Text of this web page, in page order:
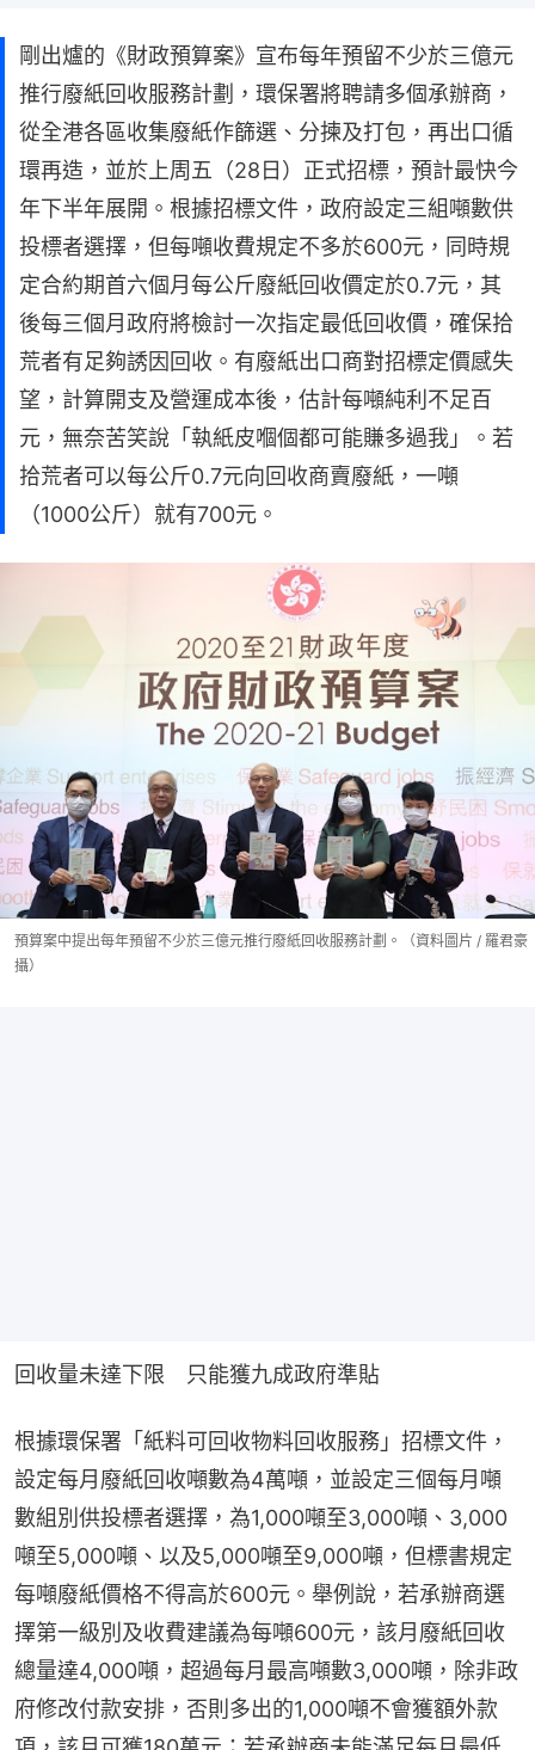
剛出爐的《財政預算案》宣布每年預留不少於三億元
推行廢紙回收服務計劃，環保署將聘請多個承辦商，
從全港各區收集廢紙作篩選、分揀及打包，再出口循
環再造，並於上周五（28日）正式招標，預計最快今
年下半年展開。根據招標文件，政府設定三組噸數供
投標者選擇，但每噸收費規定不多於600元，同時規
定合約期首六個月每公斤廢紙回收價定於0.7元，其
後每三個月政府將檢討一次指定最低回收價，確保拾
荒者有足夠誘因回收。有廢紙出口商對招標定價感失
望，計算開支及營運成本後，估計每噸純利不足百
元，無奈苦笑說「執紙皮嗰個都可能賺多過我」。若
拾荒者可以每公斤0.7元向回收商賣廢紙，一噸
（1000公斤）就有700元。
預算案中提出每年預留不少於三億元推行廢紙回收服務計劃。（資料圖片 / 羅君豪
攝）
回收量未達下限　只能獲九成政府準貼
根據環保署「紙料可回收物料回收服務」招標文件，
設定每月廢紙回收噸數為4萬噸，並設定三個每月噸
數組別供投標者選擇，為1,000噸至3,000噸、3,000
噸至5,000噸、以及5,000噸至9,000噸，但標書規定
每噸廢紙價格不得高於600元。舉例說，若承辦商選
擇第一級別及收費建議為每噸600元，該月廢紙回收
總量達4,000噸，超過每月最高噸數3,000噸，除非政
府修改付款安排，否則多出的1,000噸不會獲額外款